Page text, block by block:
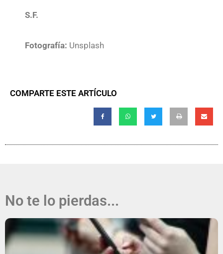
S.F.
Fotografía: Unsplash
COMPARTE ESTE ARTÍCULO
No te lo pierdas...